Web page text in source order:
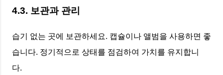
4.3. 보관과 관리
습기 없는 곳에 보관하세요. 캡슐이나 앨범을 사용하면 좋
습니다. 정기적으로 상태를 점검하여 가치를 유지합니
다.